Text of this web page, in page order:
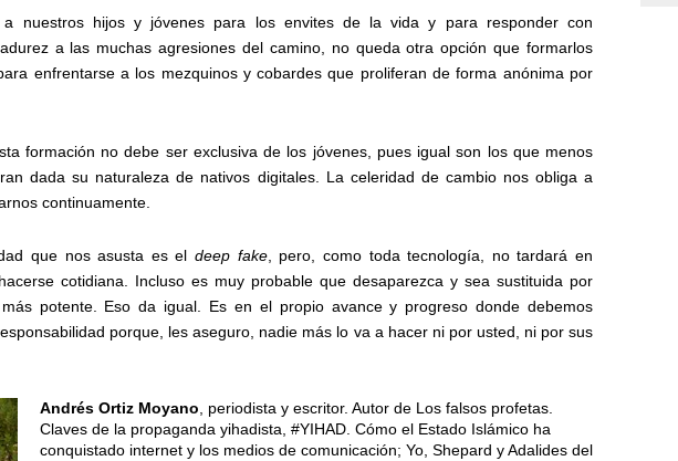
a nuestros hijos y jóvenes para los envites de la vida y para responder con
a las muchas agresiones del camino, no queda otra opción que formarlos
enfrentarse a los mezquinos y cobardes que proliferan de forma anónima por
formación no debe ser exclusiva de los jóvenes, pues igual son los que menos
dada su naturaleza de nativos digitales. La celeridad de cambio nos obliga a
continuamente.
que nos asusta es el deep fake, pero, como toda tecnología, no tardará en
cotidiana. Incluso es muy probable que desaparezca y sea sustituida por
potente. Eso da igual. Es en el propio avance y progreso donde debemos
porque, les aseguro, nadie más lo va a hacer ni por usted, ni por sus
Andrés Ortiz Moyano , periodista y escritor. Autor de Los falsos profetas.
Claves de la propaganda yihadista, #YIHAD. Cómo el Estado Islámico ha
conquistado internet y los medios de comunicación; Yo, Shepard y Adalides del